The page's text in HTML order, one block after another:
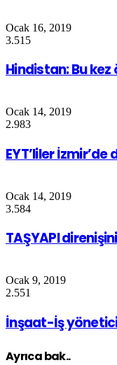
Ocak 16, 2019
3.515
Hindistan: Bu
Ocak 14, 2019
2.983
EYT’liler
Ocak 14, 2019
3.584
TAŞYAPI
Ocak 9, 2019
2.551
İnşaat-İş yönetici
Ayrıca bak..